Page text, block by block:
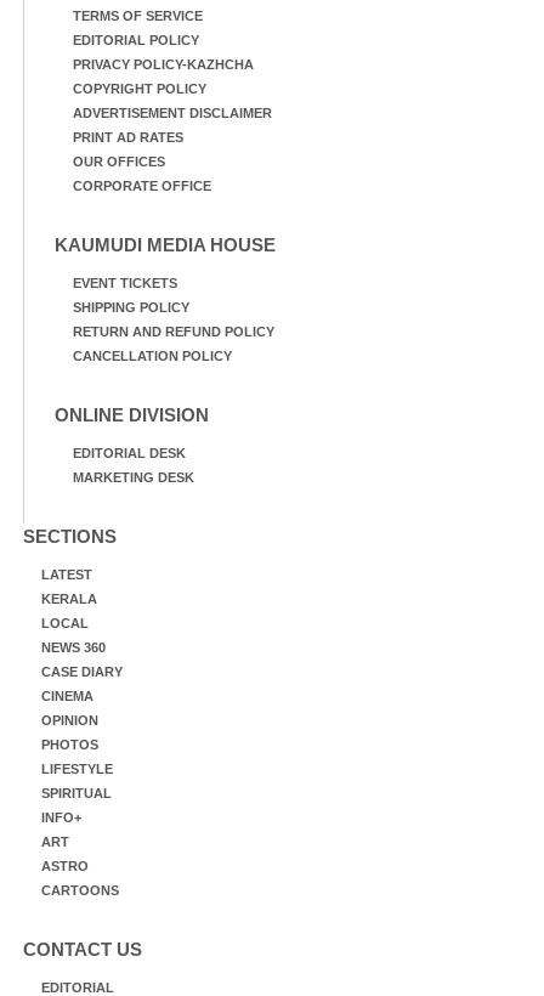
TERMS OF SERVICE
EDITORIAL POLICY
PRIVACY POLICY-KAZHCHA
COPYRIGHT POLICY
ADVERTISEMENT DISCLAIMER
PRINT AD RATES
OUR OFFICES
CORPORATE OFFICE
KAUMUDI MEDIA HOUSE
EVENT TICKETS
SHIPPING POLICY
RETURN AND REFUND POLICY
CANCELLATION POLICY
ONLINE DIVISION
EDITORIAL DESK
MARKETING DESK
SECTIONS
LATEST
KERALA
LOCAL
NEWS 360
CASE DIARY
CINEMA
OPINION
PHOTOS
LIFESTYLE
SPIRITUAL
INFO+
ART
ASTRO
CARTOONS
CONTACT US
EDITORIAL